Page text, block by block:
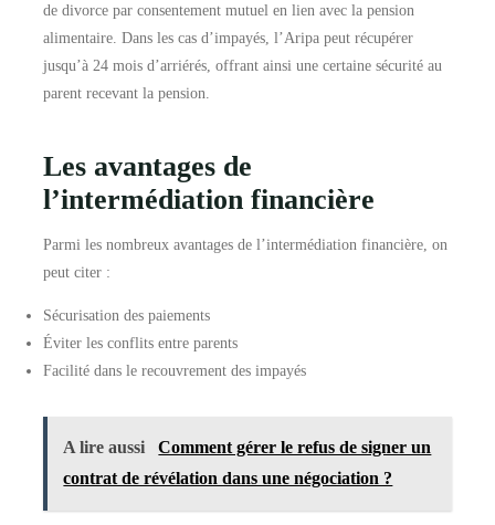
de divorce par consentement mutuel en lien avec la pension
alimentaire. Dans les cas d’impayés, l’Aripa peut récupérer
jusqu’à 24 mois d’arriérés, offrant ainsi une certaine sécurité au
parent recevant la pension.
Les avantages de
l’intermédiation financière
Parmi les nombreux avantages de l’intermédiation financière, on
peut citer :
Sécurisation des paiements
Éviter les conflits entre parents
Facilité dans le recouvrement des impayés
A lire aussi
Comment gérer le refus de signer un
contrat de révélation dans une négociation ?